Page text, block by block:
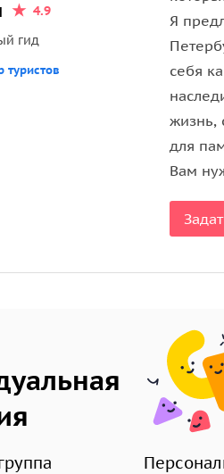
4.9
гид
туристов
Я
себя
жизнь,
для
Вам